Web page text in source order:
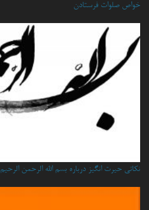
خواص صلوات فرستادن
نكاتي حيرت انگيز درباره بسم الله الرحمن الرحيم